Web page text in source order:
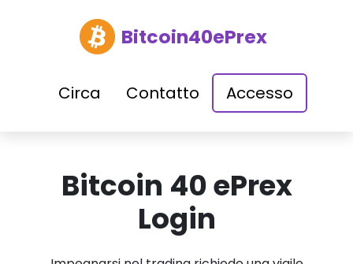
Bitcoin40ePrex
Circa Contatto Accesso
Bitcoin 40 ePrex
Login